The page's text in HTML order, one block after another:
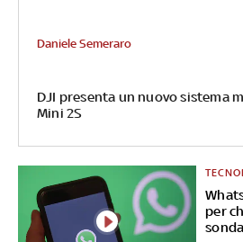
DJI presenta un nuovo sistema
Mini 2S
Daniele Semeraro
per